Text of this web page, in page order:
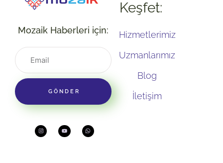
Mozaik Haberleri için:
GÖNDER
Keşfet:
Hizmetlerimiz
Uzmanlarımız
Blog
İletişim